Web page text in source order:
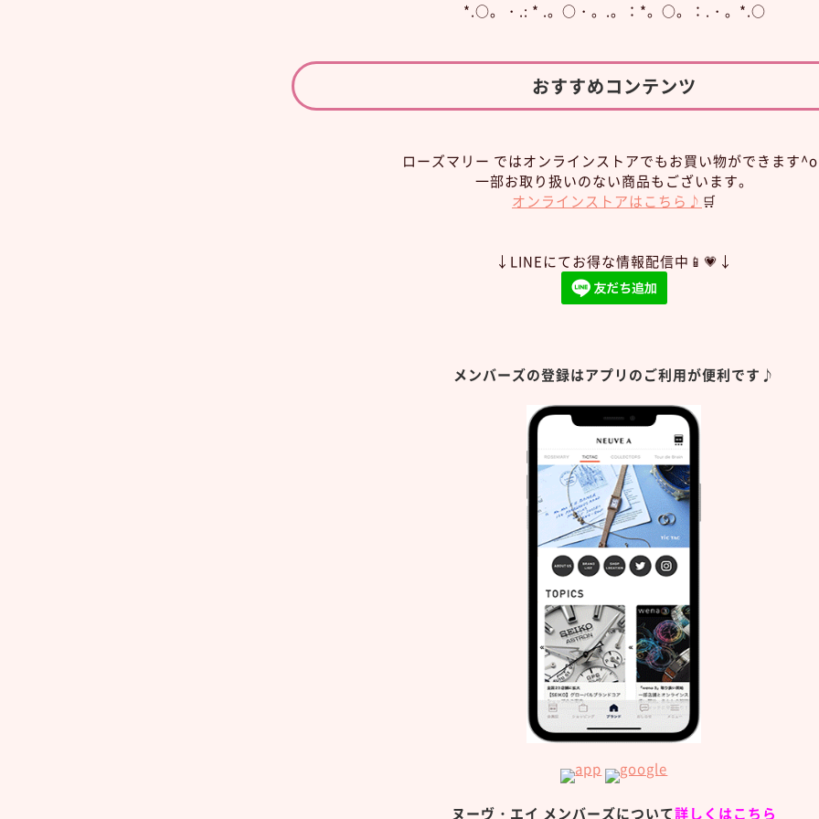
*.○。・.: * .。○・。.。：*。○。：.・。*.○
おすすめコンテンツ
ローズマリー ではオンラインストアでもお買い物ができます
一部お取り扱いのない商品もございます。
オンラインストアはこちら♪ 🛒
↓LINEにてお得な情報配信中📱💗↓
メンバーズの登録はアプリのご利用が便利です♪
ヌーヴ・エイ メンバーズについて詳しくはこちら